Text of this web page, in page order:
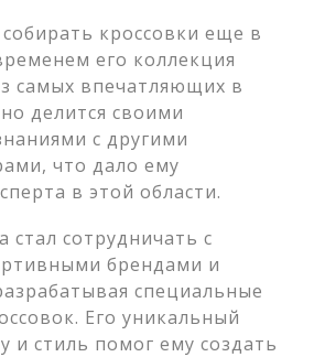
кроссовки еще в
его коллекция
самых впечатляющих в
делится своими
с другими
что дало ему
в этой области.
стал сотрудничать с
брендами и
специальные
Его уникальный
и стиль помог ему создать